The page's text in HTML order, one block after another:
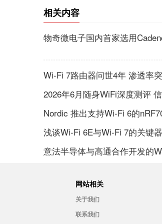
相关内容
物奇微电子国内首家选用
Wi-Fi 7路由器问世4年 渗透率
2026年6月随身WiFi深度测评
Nordic 推出支持Wi-Fi 6的
浅谈Wi-Fi 6E与Wi-Fi 7的关
意法半导体与高通合作开发的
网站相关
关于我们
联系我们